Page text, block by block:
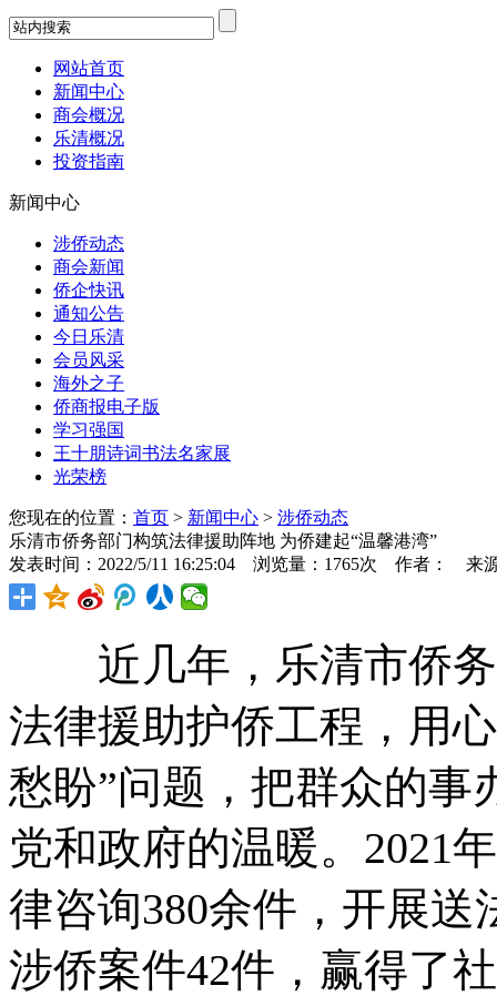
网站首页
新闻中心
商会概况
乐清概况
投资指南
新闻中心
涉侨动态
商会新闻
侨企快讯
通知公告
今日乐清
会员风采
海外之子
侨商报电子版
学习强国
王十朋诗词书法名家展
光荣榜
您现在的位置： 首页 > 新闻中心 > 涉侨动态
乐清市侨务部门构筑法律援助阵地 为侨建起“温馨港湾”
发表时间：2022/5/11 16:25:04 浏览量：1765次 作者： 来
近几年，乐清市侨务
法律援助护侨工程，用
愁盼”问题，把群众的事
党和政府的温暖。2021
律咨询380余件，开展
涉侨案件42件，赢得了